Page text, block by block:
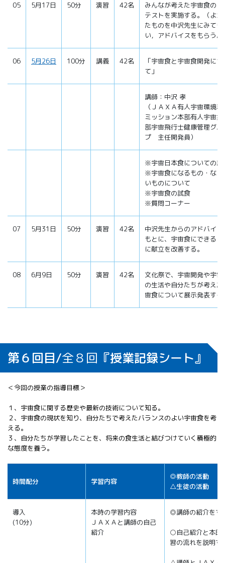
05 5月17日 50分 演習 42名
みんなが考えた宇宙食のコ
テストを実施する。（よか
たものを中沢先生にみても
い，アドバイスをもらう。
06 5月26日 100分 講義 42名
「宇宙食と宇宙食開発につ
て」
講師：中沢 孝
（ＪＡＸＡ有人宇宙環境利
ミッション本部有人宇宙技
部宇宙飛行士健康管理グル
プ 主任開発員）
※宇宙日本食についての説
※宇宙食になるもの・なら
いものについて
※宇宙食の試食
※質問コーナー
07 5月31日 50分 演習 42名
中沢先生からのアドバイス
もとに、宇宙食にできるよ
に献立を改善する。
08 6月9日 50分 演習 42名
文化祭で、宇宙開発や宇宙
の生活や自分たちが考えた
宙食について展示発表する
第６回目/全８回 『授業記録シート』
＜今回の授業の指導目標＞
１、宇宙食に関する歴史や最新の技術について知る。
２、宇宙食の現状を知り、自分たちで考えたバランスのよい宇宙食を考
える。
３、自分たちが学習したことを、将来の食生活と結びつけていく積極的
な態度を養う。
時間配分 学習内容
◎教師の活動
△生徒の活動
導入
(10分)
本時の学習内容
ＪＡＸＡと講師の自己
紹介
◎講師の紹介をす
○自己紹介と本時
習の流れを説明す